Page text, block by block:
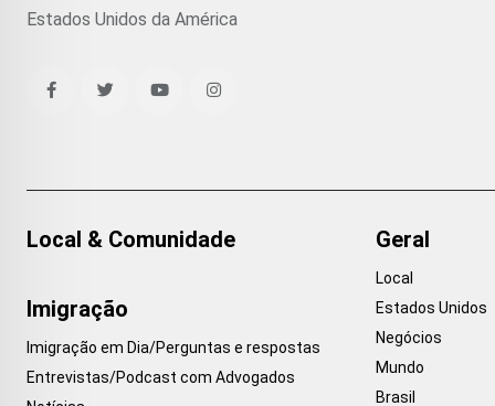
Estados Unidos da América
Local & Comunidade
Imigração
Imigração em Dia/Perguntas e respostas
Entrevistas/Podcast com Advogados
Geral
Local
Estados Unidos
Negócios
Mundo
Brasil